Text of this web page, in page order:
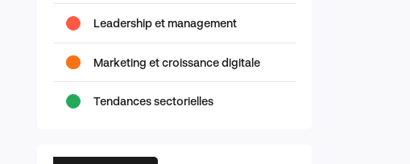
Leadership et management
Marketing et croissance digitale
Tendances sectorielles